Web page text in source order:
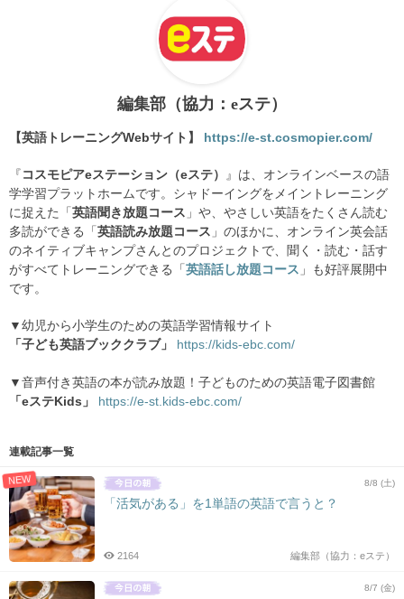
編集部（協力：eステ）
【英語トレーニングWebサイト】 https://e-st.cosmopier.com/
『 コスモピアeステーション（eステ）
』は、オンラインベースの語
学学習プラットホームです。シャドーイングをメイントレーニング
に捉えた「 英語聞き放題コース 」や、やさしい英語をたくさん読む
多読ができる「 英語読み放題コース 」のほかに、オンライン英会話
のネイティブキャンプさんとのプロジェクトで、聞く・読む・話す
がすべてトレーニングできる「 英語話し放題コース 」も好評展開中
です。
▼幼児から小学生のための英語学習情報サイト
「子ども英語ブッククラブ」
https://kids-ebc.com/
▼音声付き英語の本が読み放題！子どものための英語電子図書館
「eステKids」 https://e-st.kids-ebc.com/
連載記事一覧
NEW 8/8 (土)
「活気がある」を1単語の英語で言うと？
編集部（協力：eステ）
2164
8/7 (金)